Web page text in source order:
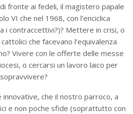
fronte ai fedeli, il magistero papale
VI che nel 1968, con l’enciclica
i contraccettivi?)? Mettere in crisi, o
che facevano l’equivalenza
Vivere con le offerte delle messe
o cercarsi un lavoro laico per
sopravvivere?
che il nostro parroco, a
e non poche sfide (soprattutto con